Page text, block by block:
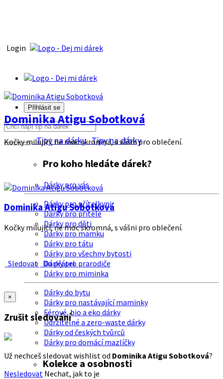
Login
Přihlásit se
Tipy na dárkyTipy na dárky
Pro koho hledáte dárek?
Dárky pro vás
Dárky pro přítelkyni
Dárky pro přítele
Dárky pro děti
Dárky pro mamku
Dárky pro tátu
Dárky pro všechny bytosti
Dárky pro prarodiče
Dárky pro miminka
Dárky do bytu
Dárky pro nastávající maminky
Férové, bio a eko dárky
Udržitelné a zero-waste dárky
Dárky od českých tvůrců
Dárky pro domácí mazlíčky
Kolekce a osobnosti
Dominika Atigu Sobotková
Kočky milující, ne moc skromná, s vášni pro oblečení.
Dominika Atigu Sobotková
Kočky milující, ne moc skromná, s vášni pro oblečení.
Sledovat Do přátel
×
Zrušit sledování
Už nechceš sledovat wishlist od Dominika Atigu Sobotková?
Nesledovat Nechat, jak to je